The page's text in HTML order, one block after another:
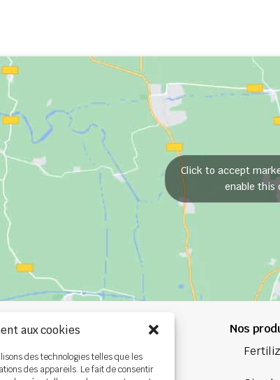
aux cookies
des technologies telles que les
des appareils. Le fait de consentir
Click to accept
enable this
+33 (0)2 99 00 84 84
info@burel-group.com
Nos